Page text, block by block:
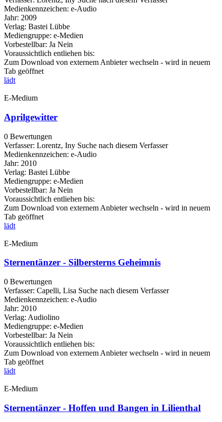
Medienkennzeichen: e-Audio
Jahr: 2009
Verlag: Bastei Lübbe
Mediengruppe: e-Medien
Vorbestellbar: Ja Nein
Voraussichtlich entliehen bis:
Zum Download von externem Anbieter wechseln - wird in neuem
Tab geöffnet
lädt
E-Medium
Aprilgewitter
0 Bewertungen
Verfasser: Lorentz, Iny Suche nach diesem Verfasser
Medienkennzeichen: e-Audio
Jahr: 2010
Verlag: Bastei Lübbe
Mediengruppe: e-Medien
Vorbestellbar: Ja Nein
Voraussichtlich entliehen bis:
Zum Download von externem Anbieter wechseln - wird in neuem
Tab geöffnet
lädt
E-Medium
Sternentänzer - Silbersterns Geheimnis
0 Bewertungen
Verfasser: Capelli, Lisa Suche nach diesem Verfasser
Medienkennzeichen: e-Audio
Jahr: 2010
Verlag: Audiolino
Mediengruppe: e-Medien
Vorbestellbar: Ja Nein
Voraussichtlich entliehen bis:
Zum Download von externem Anbieter wechseln - wird in neuem
Tab geöffnet
lädt
E-Medium
Sternentänzer - Hoffen und Bangen in Lilienthal